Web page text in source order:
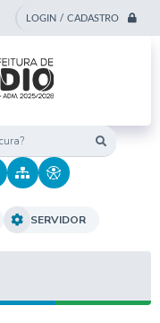
LOGIN / CADASTRO
SERVIDOR